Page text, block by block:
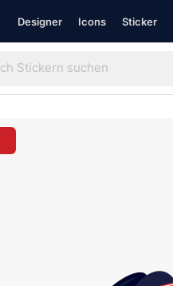
Designer Icons Sticker